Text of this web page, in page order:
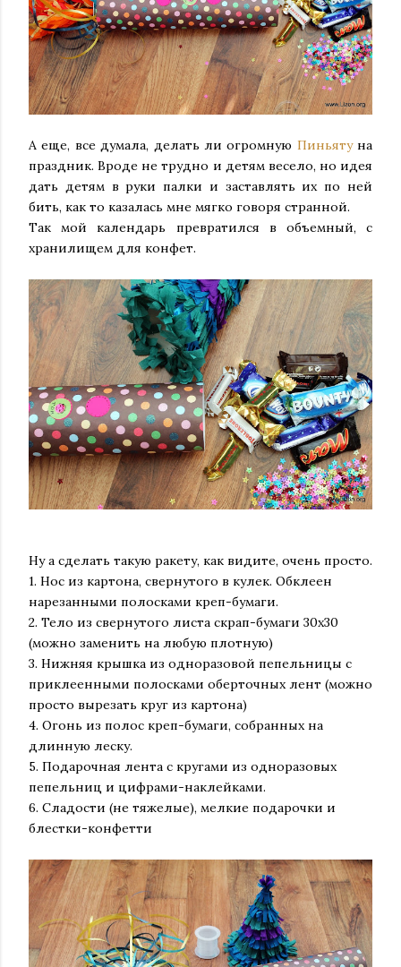
А еще, все думала, делать ли огромную Пиньятуна
праздник. Вроде не трудно и детям весело, но идея
дать детям в руки палки и заставлять их по ней
бить, как то казалась мне мягко говоря странной.
Так мой календарь превратился в объемный, с
хранилищем для конфет.
Ну а сделать такую ракету, как видите, очень просто.
1. Нос из картона, свернутого в кулек. Обклеен
нарезанными полосками креп-бумаги.
2. Тело из свернутого листа скрап-бумаги 30x30
(можно заменить на любую плотную)
3. Нижняя крышка из одноразовой пепельницы с
приклеенными полосками оберточных лент (можно
просто вырезать круг из картона)
4. Огонь из полос креп-бумаги, собранных на
длинную леску.
5. Подарочная лента с кругами из одноразовых
пепельниц и цифрами-наклейками.
6. Сладости (не тяжелые), мелкие подарочки и
блестки-конфетти